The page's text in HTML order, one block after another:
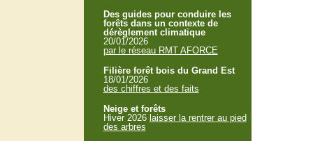
Des guides pour conduire les
forêts dans un contexte de
dérèglement climatique
20/01/2026
par le réseau RMT AFORCE
Filière forêt bois du Grand Est
18/01/2026
des chiffres et des faits
Neige et forêts
Hiver 2026 laisser la rentrer au pied
des arbres